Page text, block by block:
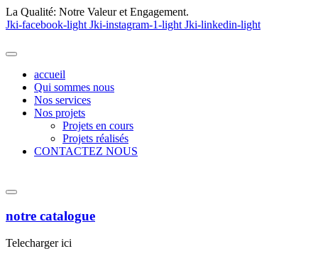
La Qualité: Notre Valeur et Engagement.
Jki-facebook-light Jki-instagram-1-light Jki-linkedin-light
accueil
Qui sommes nous
Nos services
Nos projets
Projets en cours
Projets réalisés
CONTACTEZ NOUS
notre catalogue
Telecharger ici